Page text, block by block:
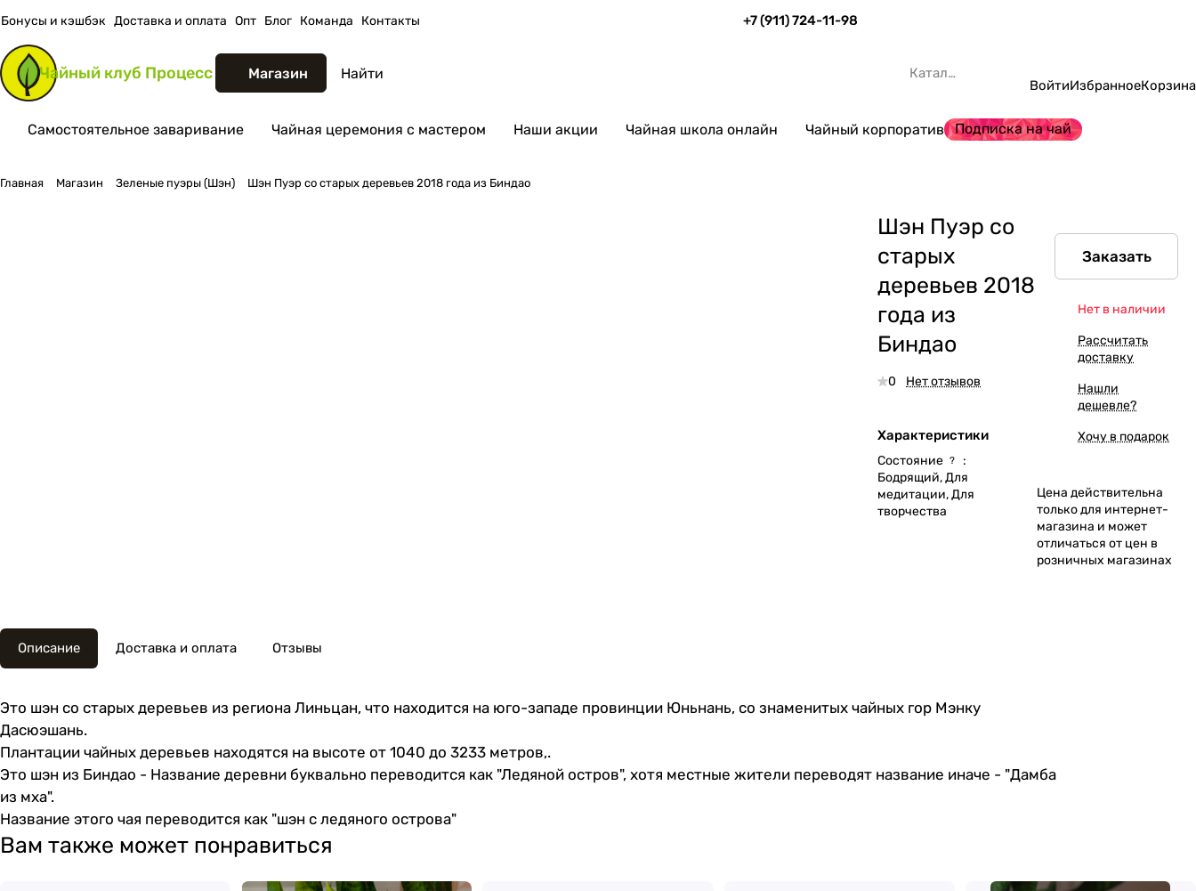
Бонусы и кэшбэк Доставка и оплата Опт Блог Команда Контакты +7 (911) 724-11-98
Чайный клуб Процесс Магазин Каталог
ВойтиИзбранноеКорзина
Самостоятельное заваривание Чайная церемония с мастером Наши акции Чайная школа онлайн Чайный корпоратив Подписка на чай
Главная Магазин Зеленые пуэры (Шэн) Шэн Пуэр со старых деревьев 2018 года из Биндао
Шэн Пуэр со
старых
деревьев 2018
года из
Биндао
0 Нет отзывов
Характеристики
Состояние ?
:
Бодрящий, Для
медитации, Для
творчества
Заказать
Нет в наличии
Рассчитать
доставку
Нашли
дешевле?
Хочу в подарок
Цена действительна
только для интернет-
магазина и может
отличаться от цен в
розничных магазинах
Описание Доставка и оплата Отзывы
Это шэн со старых деревьев из региона Линьцан, что находится на юго-западе провинции Юньнань, со знаменитых чайных гор Мэнку
Дасюэшань.
Плантации чайных деревьев находятся на высоте от 1040 до 3233 метров,.
Это шэн из Биндао - Название деревни буквально переводится как "Ледяной остров", хотя местные жители переводят название иначе - "Дамба
из мха".
Название этого чая переводится как "шэн с ледяного острова"
Вам также может понравиться